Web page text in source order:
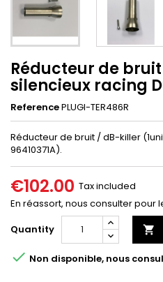
Réducteur de
silencieux racing
ReferencePLUGI-TER486R
Réducteur de bruit / dB-killer
96410371A).
€102.00 Tax included
En réassort, nous consulter pour
Quantity

 Non disponible, nous